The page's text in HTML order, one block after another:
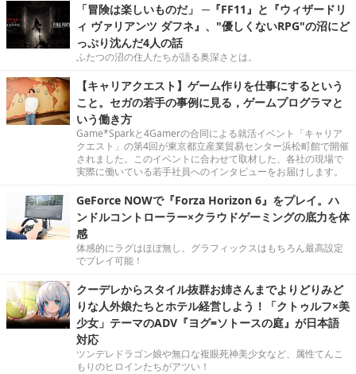
「冒険は楽しいものだ」 ─『FF11』と『ウィザードリ
ィ ヴァリアンツ ダフネ』、"優しくないRPG"の沼にど
っぷり沈んだ4人の話
ふたつの沼の住人たちが語る奥深さとは。
【キャリアクエスト】ゲーム作りを仕事にするという
こと。セガの若手の事例に見る，ゲームプログラマと
いう働き方
Game*Sparkと4Gamerの合同による就活イベント「キャリア
クエスト」の第4回が東京都立産業貿易センター浜松町館で開催
されました。このイベントに合わせて取材した、各社の現場で
実際に働いている若手社員へのインタビューをお届けします。
GeForce NOWで『Forza Horizon 6』をプレイ。ハ
ンドルコントローラー×クラウドゲーミングの底力を体
感
体感的にラグはほぼ無し。グラフィックスはもちろん最高設定
でプレイ可能！
クーデレからスタイル抜群お姉さんまでよりどりみど
りな人外娘たちとホテル経営しよう！「クトゥルフ×美
少女」テーマのADV『ヨグ=ソトースの庭』が日本語
対応
ツンデレドラゴン娘や無口な複眼死神美少女など、属性てんこ
もりのヒロインたちがアツい！